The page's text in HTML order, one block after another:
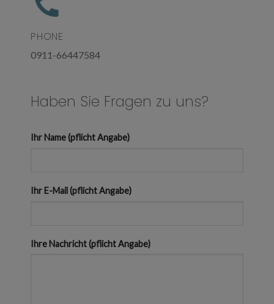
PHONE
0911-66447584
Haben Sie Fragen zu uns?
Ihr Name (pflicht Angabe)
Ihr E-Mail (pflicht Angabe)
Ihre Nachricht (pflicht Angabe)